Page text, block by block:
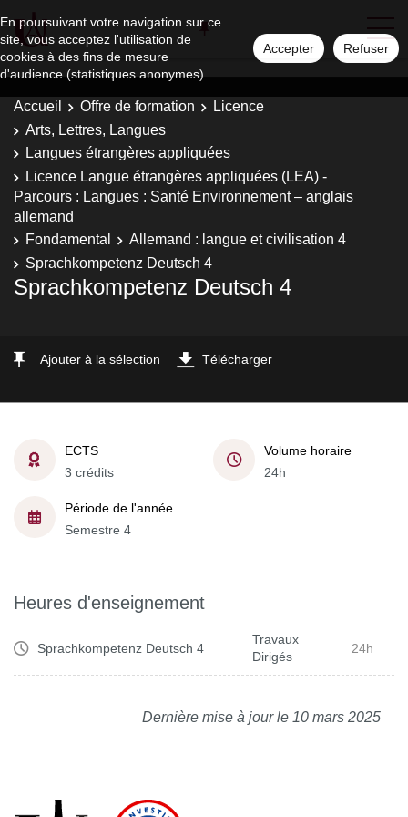
En poursuivant votre navigation sur ce
site, vous acceptez l'utilisation de
cookies à des fins de mesure
d'audience (statistiques anonymes).
Accepter Refuser
Accueil Offre de formation
Licence
Arts, Lettres, Langues
Langues étrangères appliquées
Licence Langue étrangères appliquées (LEA) -
Parcours : Langues : Santé Environnement – anglais
allemand
Fondamental
Allemand : langue et civilisation 4
Sprachkompetenz Deutsch 4
Sprachkompetenz Deutsch 4
Ajouter à la sélection Télécharger
ECTS
3 crédits
Volume horaire
24h
Période de l'année
Semestre 4
Heures d'enseignement
Sprachkompetenz Deutsch 4
Travaux
Dirigés
24h
Dernière mise à jour le 10 mars 2025